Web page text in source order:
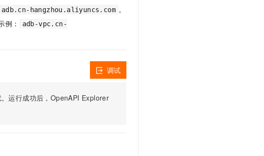
adb.cn-hangzhou.aliyuncs.com 。
例：
adb-vpc.cn-
运行成功后，OpenAPI Explorer
调试
Wan2.7-T2V
万有无界
AI 办公
AI智能应用，一键激活高效办公新体验
自动承接线索、识别商机，让客服更高效、服务更出色。
Ubuntu
Red Hat
模板建站
服务生态伙伴